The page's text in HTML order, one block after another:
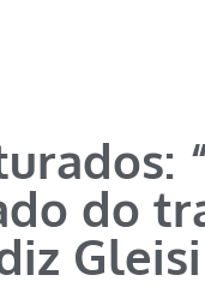
do
Gleisi